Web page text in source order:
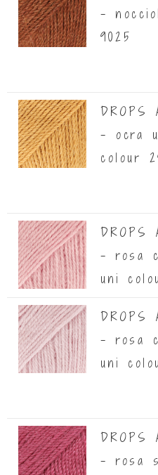
-
9025
DROPS
- ocra
colour
DROPS
- rosa
uni
DROPS
- rosa
uni
DROPS
- rosa